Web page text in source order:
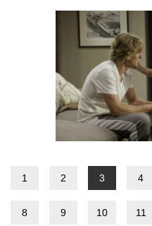
1 2 3 4
8 9 10 11